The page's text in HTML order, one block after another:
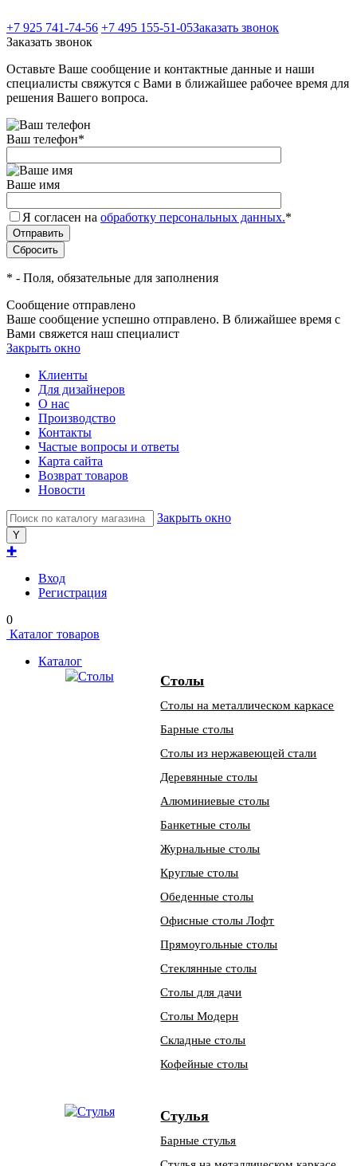
+7 925 741-74-56 +7 495 155-51-05Заказать звонок
Заказать звонок
Оставьте Ваше сообщение и контактные данные и наши
специалисты свяжутся с Вами в ближайшее рабочее время для
решения Вашего вопроса.
Ваш телефон*
Ваше имя
Я согласен на обработку персональных данных.*
* - Поля, обязательные для заполнения
Сообщение отправлено
Ваше сообщение успешно отправлено. В ближайшее время с
Вами свяжется наш специалист
Закрыть окно
Клиенты
Для дизайнеров
О нас
Производство
Контакты
Частые вопросы и ответы
Карта сайта
Возврат товаров
Новости
Закрыть окно
✚
Вход
Регистрация
0
Каталог товаров
Каталог
Столы
Столы на металлическом каркасе
Барные столы
Столы из нержавеющей стали
Деревянные столы
Алюминиевые столы
Банкетные столы
Журнальные столы
Круглые столы
Обеденные столы
Офисные столы Лофт
Прямоугольные столы
Стеклянные столы
Столы для дачи
Столы Модерн
Складные столы
Кофейные столы
Стулья
Барные стулья